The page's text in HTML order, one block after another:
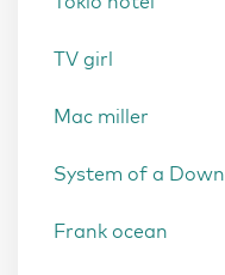
TV girl
Mac miller
System of a Down
Frank ocean